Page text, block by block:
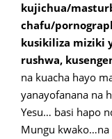
kujichua/
chafu/
kusikiliza miziki
rushwa,
na kuacha hayo
yanayofanana na
Yesu… basi hapo
Mungu